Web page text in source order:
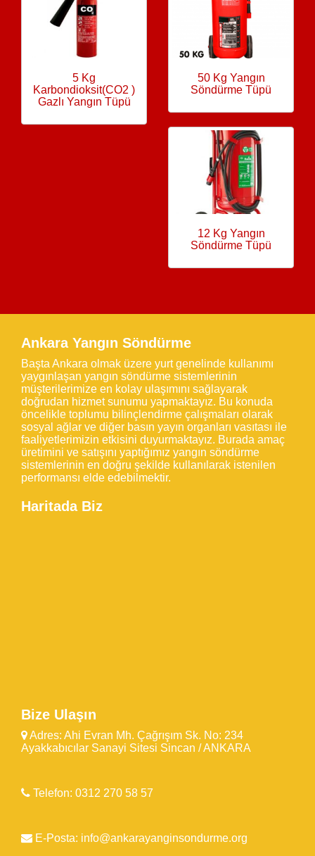
5 Kg
Karbondioksit(CO2 )
Gazlı Yangın Tüpü
50 Kg Yangın
Söndürme Tüpü
12 Kg Yangın
Söndürme Tüpü
Ankara Yangın Söndürme
Başta Ankara olmak üzere yurt genelinde kullanımı
yaygınlaşan yangın söndürme sistemlerinin
müşterilerimize en kolay ulaşımını sağlayarak
doğrudan hizmet sunumu yapmaktayız. Bu konuda
öncelikle toplumu bilinçlendirme çalışmaları olarak
sosyal ağlar ve diğer basın yayın organları vasıtası ile
faaliyetlerimizin etkisini duyurmaktayız. Burada amaç
üretimini ve satışını yaptığımız yangın söndürme
sistemlerinin en doğru şekilde kullanılarak istenilen
performansı elde edebilmektir.
Haritada Biz
Bize Ulaşın
Adres: Ahi Evran Mh. Çağrışım Sk. No: 234
Ayakkabıcılar Sanayi Sitesi Sincan / ANKARA
Telefon: 0312 270 58 57
E-Posta: info@ankarayanginsondurme.org